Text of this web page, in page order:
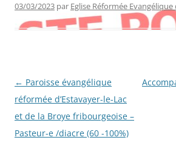
03/03/2023 par Eglise Réformée Evangélique
Navigation
des
articles
← Paroisse évangélique
réformée d’Estavayer-le-Lac
et de la Broye fribourgeoise –
Pasteur-e /diacre (60 -100%)